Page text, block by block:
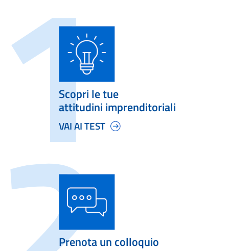
Scopri le tue
attitudini imprenditoriali
VAI AI TEST
Prenota un colloquio